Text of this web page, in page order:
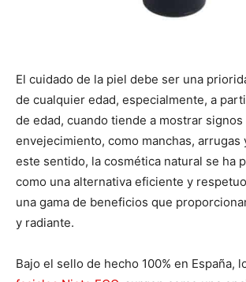
El cuidado de la piel debe ser una
de cualquier edad, especialmente, a
de edad, cuando tiende a mostrar signos
envejecimiento, como manchas, arrugas
este sentido, la cosmética natural se ha
como una alternativa eficiente y
una gama de beneficios que
y radiante.
Bajo el sello de hecho 100% en España,